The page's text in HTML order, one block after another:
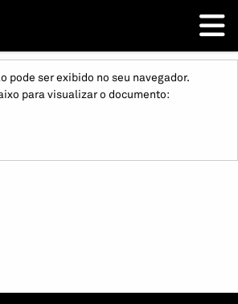
pode ser exibido no seu navegador.
para visualizar o documento: